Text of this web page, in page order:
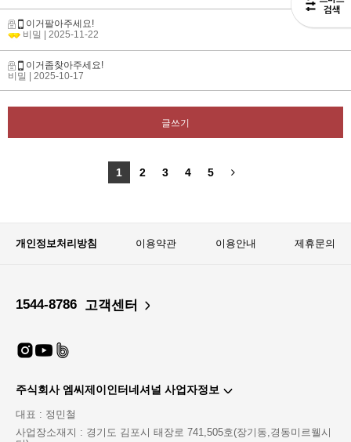
이거팔아주세요!
비밀
| 2025-11-22
이거좀찾아주세요!
비밀
| 2025-10-17
글쓰기
1 2 3 4 5
개인정보처리방침 이용약관 이용안내 제휴문의
1544-8786 고객센터
주식회사 엠씨제이인터네셔널 사업자정보
대표 : 정민철
사업장소재지 : 경기도 김포시 태장로 741,505호(장기동,경동미르웰시